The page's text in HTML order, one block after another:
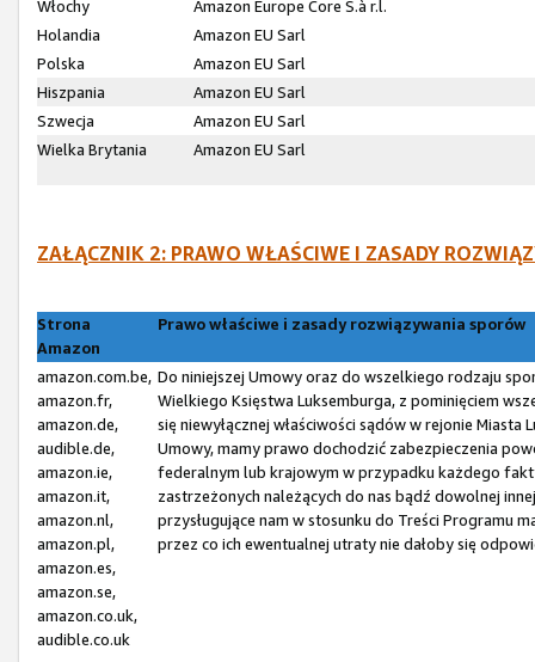
Włochy
Amazon Europe Core S.à r.l.
Holandia
Amazon EU Sarl
Polska
Amazon EU Sarl
Hiszpania
Amazon EU Sarl
Szwecja
Amazon EU Sarl
Wielka Brytania
Amazon EU Sarl
ZAŁĄCZNIK 2: PRAWO WŁAŚCIWE I ZASADY
Strona
Amazon
Prawo właściwe i zasady rozwiązywania sporów
amazon.com.be,
amazon.fr,
amazon.de,
audible.de,
amazon.ie,
amazon.it,
amazon.nl,
amazon.pl,
amazon.es,
amazon.se,
amazon.co.uk,
audible.co.uk
Do niniejszej Umowy oraz do wszelkiego rodzaju
Wielkiego Księstwa Luksemburga, z pominięciem
się niewyłącznej właściwości sądów w rejonie
Umowy, mamy prawo dochodzić zabezpieczenia
federalnym lub krajowym w przypadku każdego
zastrzeżonych należących do nas bądź dowolnej
przysługujące nam w stosunku do Treści Programu
przez co ich ewentualnej utraty nie dałoby się